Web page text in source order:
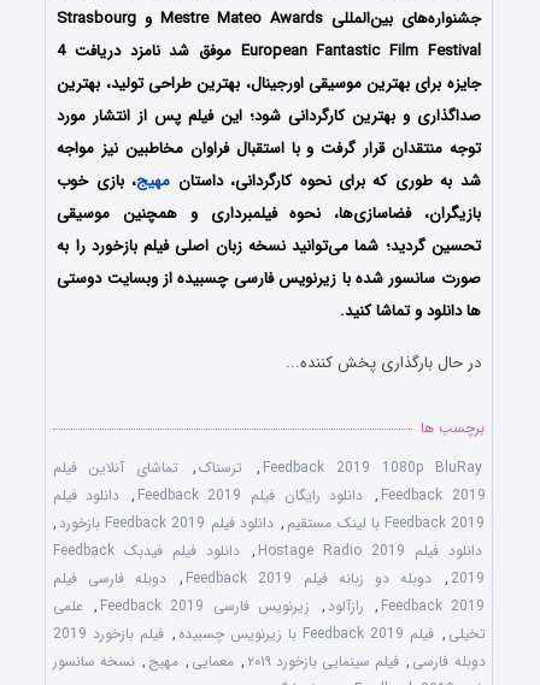
جشنواره‌های بین‌المللی Mestre Mateo Awards و Strasbourg
European Fantastic Film Festival موفق شد نامزد دریافت 4
جایزه برای بهترین موسیقی اورجینال، بهترین طراحی تولید، بهترین
صداگذاری و بهترین کارگردانی شود؛ این فیلم پس از انتشار مورد
توجه منتقدان قرار گرفت و با استقبال فراوان مخاطبین نیز مواجه
شد به طوری که برای نحوه کارگردانی، داستان مهیج، بازی خوب
بازیگران، فضاسازی‌ها، نحوه فیلمبرداری و همچنین موسیقی
تحسین گردید؛ شما می‌توانید نسخه زبان اصلی فیلم بازخورد را به
صورت سانسور شده با زیرنویس فارسی چسبیده از وبسایت دوستی
ها دانلود و تماشا کنید.
در حال بارگذاری پخش کننده...
برچسب ها
Feedback 2019 1080p BluRay
, ترسناک,
تماشای آنلاین فیلم
Feedback 2019
, دانلود رایگان فیلم Feedback 2019 , دانلود فیلم
Feedback 2019 با لینک مستقیم
, دانلود فیلم Feedback 2019 بازخورد
,
دانلود فیلم Hostage Radio 2019
,
دانلود فیلم فیدبک Feedback
2019
, دوبله دو زبانه فیلم Feedback 2019 , دوبله فارسی فیلم
Feedback 2019
, رازآلود , زیرنویس فارسی Feedback 2019 , علمی
تخیلی , فیلم Feedback 2019 با زیرنویس چسبیده ,
فیلم بازخورد 2019
دوبله فارسی , فیلم سینمایی بازخورد ۲۰۱۹ , معمایی , مهیج , نسخه سانسور